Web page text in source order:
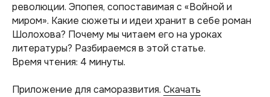
революции. Эпопея, сопоставимая с «Войной и
миром». Какие сюжеты и идеи хранит в себе роман
Шолохова? Почему мы читаем его на уроках
литературы? Разбираемся в этой статье.
Время чтения: 4 минуты.
Приложение для саморазвития. Скачать